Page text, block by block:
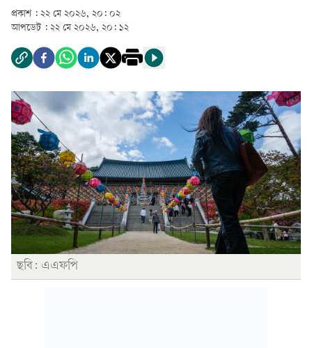
প্রকাশ : ২২ মে ২০২৬, ২০: ০২
আপডেট : ২২ মে ২০২৬, ২০: ১২
ছবি: এএফপি